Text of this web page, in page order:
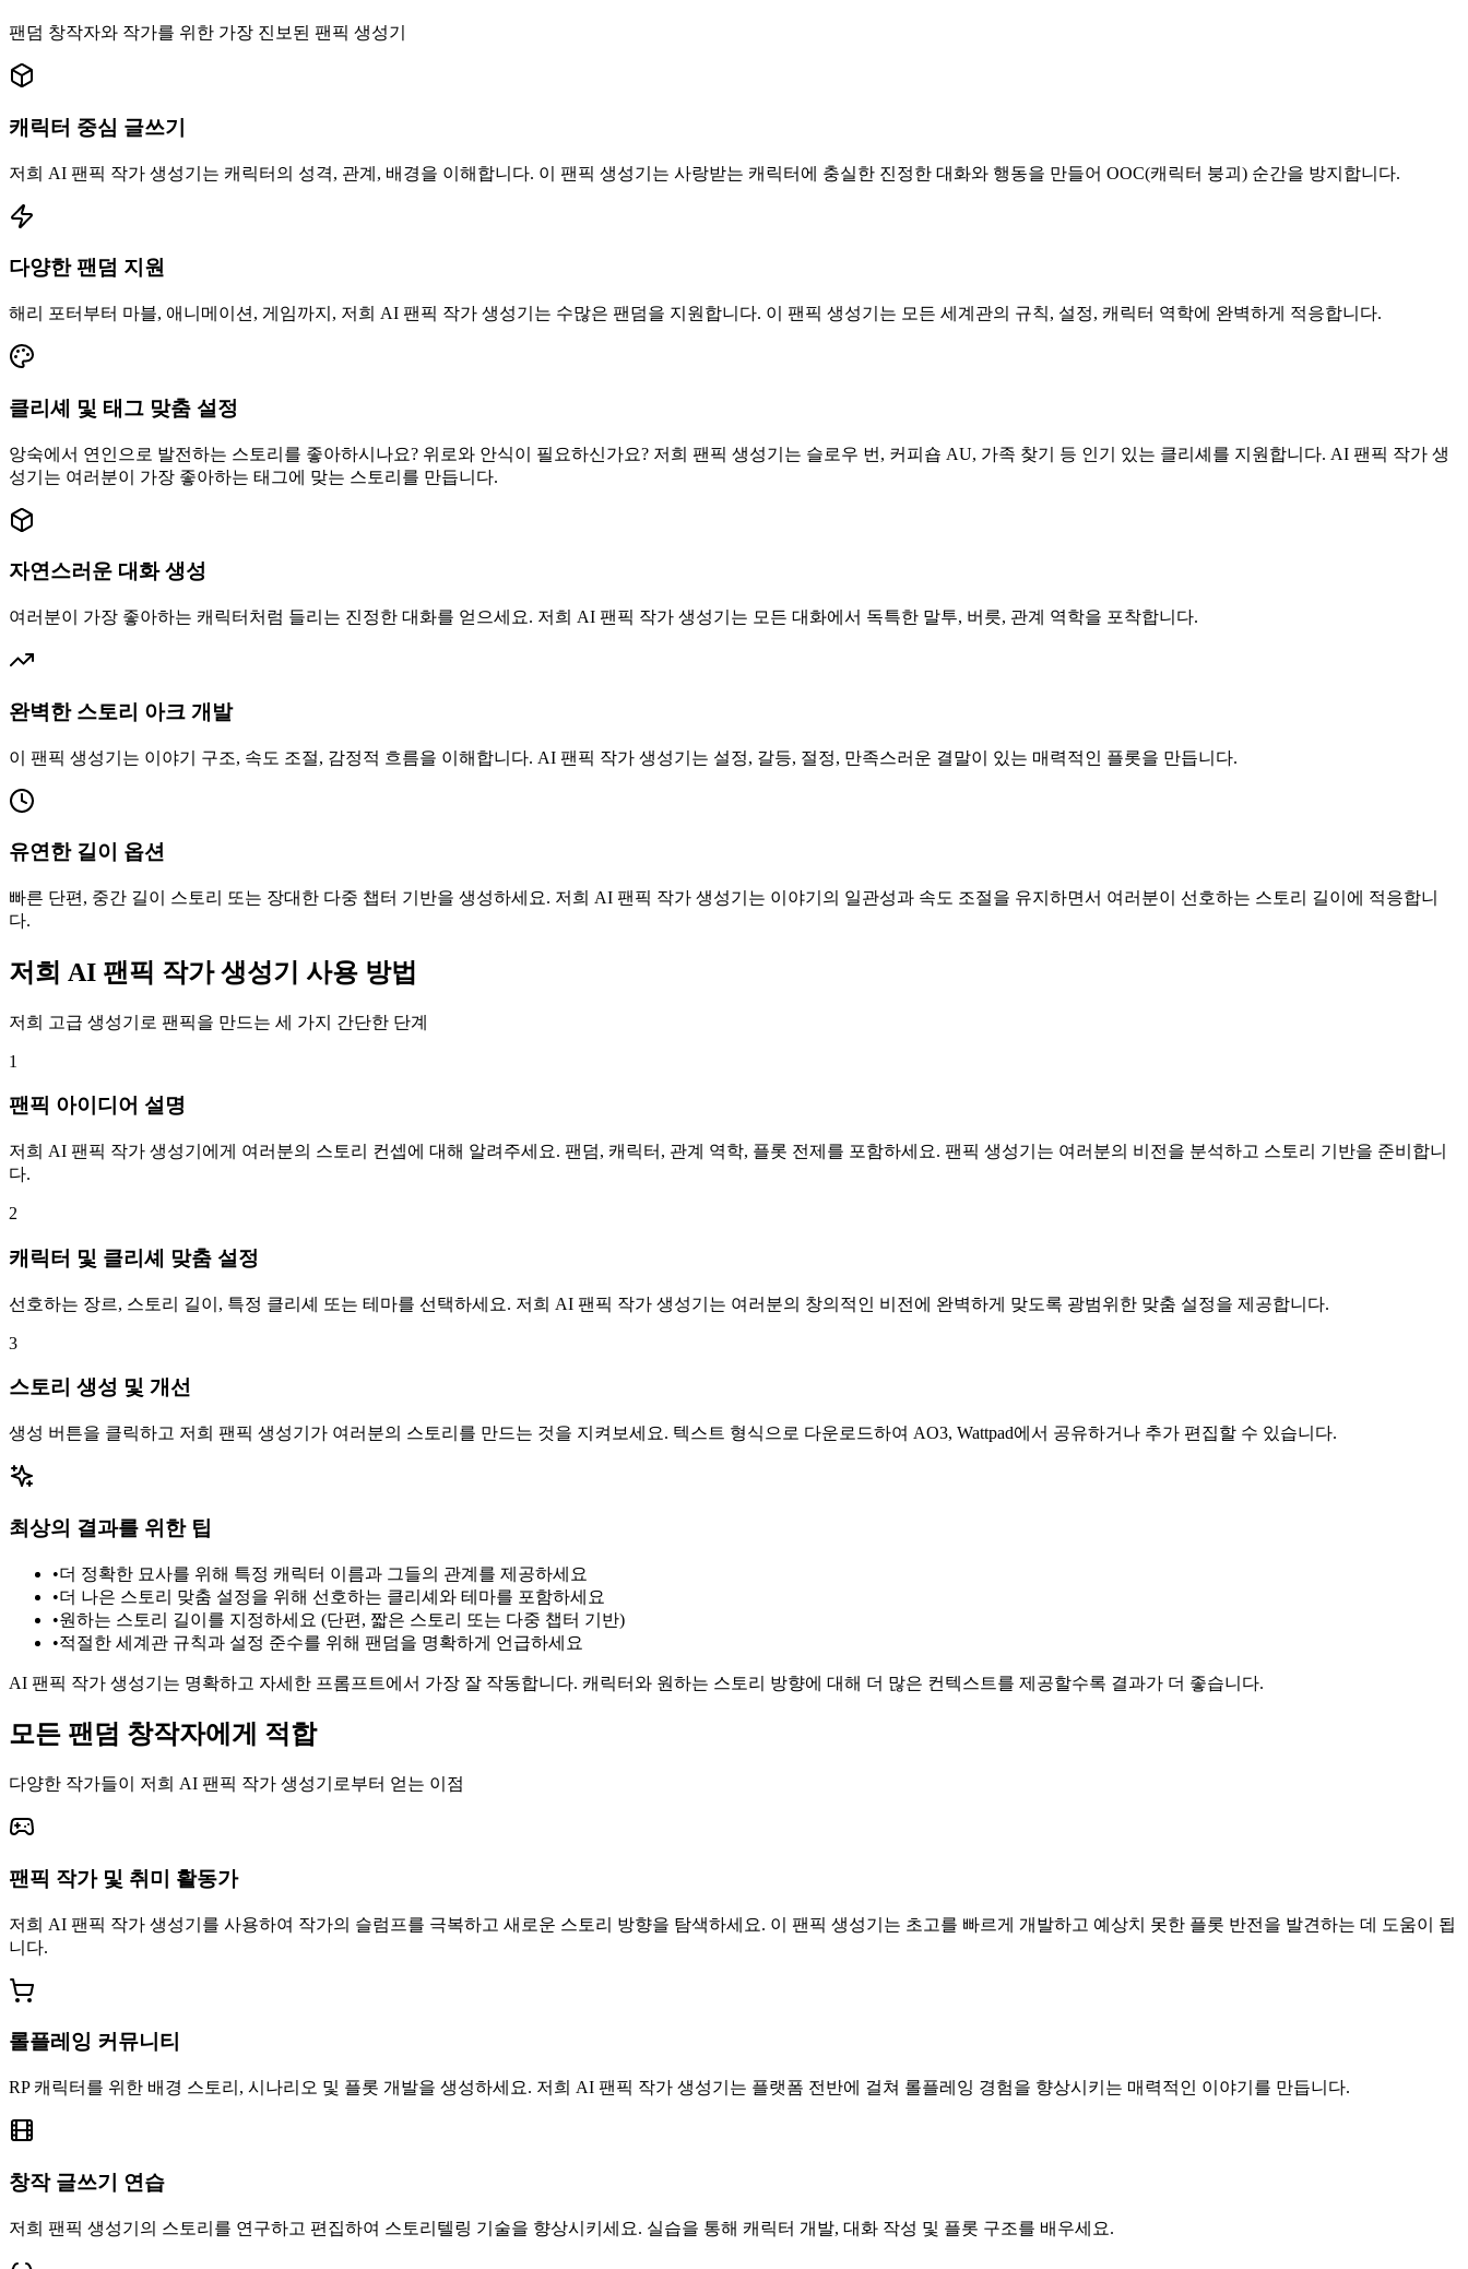
팬덤 창작자와 작가를 위한 가장 진보된 팬픽 생성기
캐릭터 중심 글쓰기
저희 AI 팬픽 작가 생성기는 캐릭터의 성격, 관계, 배경을 이해합니다. 이 팬픽 생성기는 사랑받는 캐릭터에 충실한 진정한 대화와 행동을 만들어 OOC(캐릭터 붕괴) 순간을 방지합니다.
다양한 팬덤 지원
해리 포터부터 마블, 애니메이션, 게임까지, 저희 AI 팬픽 작가 생성기는 수많은 팬덤을 지원합니다. 이 팬픽 생성기는 모든 세계관의 규칙, 설정, 캐릭터 역학에 완벽하게 적응합니다.
클리셰 및 태그 맞춤 설정
앙숙에서 연인으로 발전하는 스토리를 좋아하시나요? 위로와 안식이 필요하신가요? 저희 팬픽 생성기는 슬로우 번, 커피숍 AU, 가족 찾기 등 인기 있는 클리셰를 지원합니다. AI 팬픽 작가 생
성기는 여러분이 가장 좋아하는 태그에 맞는 스토리를 만듭니다.
자연스러운 대화 생성
여러분이 가장 좋아하는 캐릭터처럼 들리는 진정한 대화를 얻으세요. 저희 AI 팬픽 작가 생성기는 모든 대화에서 독특한 말투, 버릇, 관계 역학을 포착합니다.
완벽한 스토리 아크 개발
이 팬픽 생성기는 이야기 구조, 속도 조절, 감정적 흐름을 이해합니다. AI 팬픽 작가 생성기는 설정, 갈등, 절정, 만족스러운 결말이 있는 매력적인 플롯을 만듭니다.
유연한 길이 옵션
빠른 단편, 중간 길이 스토리 또는 장대한 다중 챕터 기반을 생성하세요. 저희 AI 팬픽 작가 생성기는 이야기의 일관성과 속도 조절을 유지하면서 여러분이 선호하는 스토리 길이에 적응합니
다.
저희 AI 팬픽 작가 생성기 사용 방법
저희 고급 생성기로 팬픽을 만드는 세 가지 간단한 단계
1
팬픽 아이디어 설명
저희 AI 팬픽 작가 생성기에게 여러분의 스토리 컨셉에 대해 알려주세요. 팬덤, 캐릭터, 관계 역학, 플롯 전제를 포함하세요. 팬픽 생성기는 여러분의 비전을 분석하고 스토리 기반을 준비합니
다.
2
캐릭터 및 클리셰 맞춤 설정
선호하는 장르, 스토리 길이, 특정 클리셰 또는 테마를 선택하세요. 저희 AI 팬픽 작가 생성기는 여러분의 창의적인 비전에 완벽하게 맞도록 광범위한 맞춤 설정을 제공합니다.
3
스토리 생성 및 개선
생성 버튼을 클릭하고 저희 팬픽 생성기가 여러분의 스토리를 만드는 것을 지켜보세요. 텍스트 형식으로 다운로드하여 AO3, Wattpad에서 공유하거나 추가 편집할 수 있습니다.
최상의 결과를 위한 팁
•더 정확한 묘사를 위해 특정 캐릭터 이름과 그들의 관계를 제공하세요
•더 나은 스토리 맞춤 설정을 위해 선호하는 클리셰와 테마를 포함하세요
•원하는 스토리 길이를 지정하세요 (단편, 짧은 스토리 또는 다중 챕터 기반)
•적절한 세계관 규칙과 설정 준수를 위해 팬덤을 명확하게 언급하세요
AI 팬픽 작가 생성기는 명확하고 자세한 프롬프트에서 가장 잘 작동합니다. 캐릭터와 원하는 스토리 방향에 대해 더 많은 컨텍스트를 제공할수록 결과가 더 좋습니다.
모든 팬덤 창작자에게 적합
다양한 작가들이 저희 AI 팬픽 작가 생성기로부터 얻는 이점
팬픽 작가 및 취미 활동가
저희 AI 팬픽 작가 생성기를 사용하여 작가의 슬럼프를 극복하고 새로운 스토리 방향을 탐색하세요. 이 팬픽 생성기는 초고를 빠르게 개발하고 예상치 못한 플롯 반전을 발견하는 데 도움이 됩
니다.
롤플레잉 커뮤니티
RP 캐릭터를 위한 배경 스토리, 시나리오 및 플롯 개발을 생성하세요. 저희 AI 팬픽 작가 생성기는 플랫폼 전반에 걸쳐 롤플레잉 경험을 향상시키는 매력적인 이야기를 만듭니다.
창작 글쓰기 연습
저희 팬픽 생성기의 스토리를 연구하고 편집하여 스토리텔링 기술을 향상시키세요. 실습을 통해 캐릭터 개발, 대화 작성 및 플롯 구조를 배우세요.